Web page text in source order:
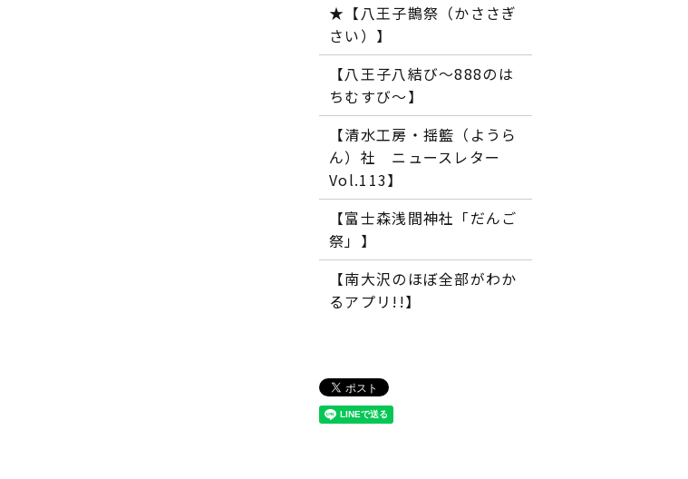
★【八王子鵲祭（かささぎ
さい）】
【八王子八結び～888のは
ちむすび～】
【清水工房・揺籃（ようら
ん）社 ニュースレター
Vol.113】
【富士森浅間神社「だんご
祭」】
【南大沢のほぼ全部がわか
るアプリ!!】